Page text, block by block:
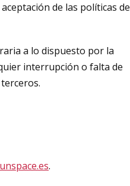
de las políticas de
a lo dispuesto por la
interrupción o falta de
.